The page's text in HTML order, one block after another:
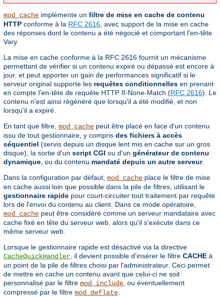
mod_cache implémente un filtre de mise en cache de contenu
HTTP conforme à la RFC 2616 , avec support de la mise en cache
des réponses dont le contenu a été négocié et comportant l'en-tête
Vary.
La mise en cache conforme à la RFC 2616 fournit un mécanisme
permettant de vérifier si un contenu expiré ou dépassé est encore à
jour, et peut apporter un gain de performances significatif si le
serveur original supporte les requêtes conditionnelles en prenant
en compte l'en-tête de requête HTTP If-None-Match (RFC 2616). Le
contenu n'est ainsi régénéré que lorsqu'il a été modifié, et non
lorsqu'il a expiré.
En tant que filtre, mod_cache peut être placé en face d'un contenu
issu de tout gestionnaire, y compris des fichiers à accès
séquentiel (servis depuis un disque lent mis en cache sur un gros
disque), la sortie d'un script CGI ou d'un générateur de contenu
dynamique , ou du contenu mandaté depuis un autre serveur.
Dans la configuration par défaut, mod_cache place le filtre de mise
en cache aussi loin que possible dans la pile de filtres, utilisant le
gestionnaire rapide pour court-circuiter tout traitement par requête
lors de l'envoi du contenu au client. Dans ce mode opératoire,
mod_cache peut être considéré comme un serveur mandataire avec
cache fixé en tête du serveur web, alors qu'il s'exécute dans ce
même serveur web.
Lorsque le gestionnaire rapide est désactivé via la directive
CacheQuickHandler , il devient possible d'insérer le filtre CACHE à
un point de la pile de filtres choisi par l'administrateur. Ceci permet
de mettre en cache un contenu avant que celui-ci ne soit
personnalisé par le filtre mod_include , ou éventuellement
compressé par le filtre mod_deflate